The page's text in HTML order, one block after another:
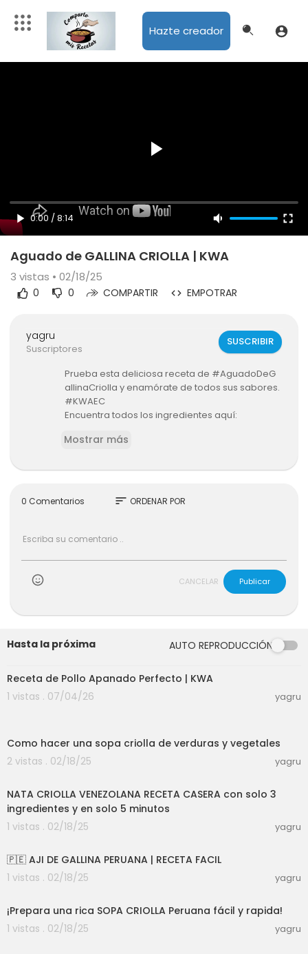
Hazte creador
0:00 /8:14
Aguado de GALLINA CRIOLLA | KWA
3 vistas • 02/18/25
0 0 COMPARTIR EMPOTRAR
yagru
Suscriptores
SUSCRIBIR
Prueba esta deliciosa receta de #AguadoDeG
allinaCriolla y enamórate de todos sus sabores.
#KWAEC
Encuentra todos los ingredientes aquí:
-de-gallin
SÍGUENOS:
IG: @KWA.EC
TODOS LOS DERECHOS RESERVADOS.
Mostrar más
0 Comentarios sort ORDENAR POR
CANCELAR Publicar
Hasta la próxima AUTO REPRODUCCIÓN
06:18
Receta de Pollo Apanado Perfecto | KWA
1 vistas . 07/04/26
yagru
Como hacer una sopa criolla de verduras y vegetales
2 vistas . 02/18/25
yagru
NATA CRIOLLA VENEZOLANA RECETA CASERA con solo 3
ingredientes y en solo 5 minutos
1 vistas . 02/18/25
yagru
🇵🇪 AJI DE GALLINA PERUANA | RECETA FACIL
1 vistas . 02/18/25
yagru
¡Prepara una rica SOPA CRIOLLA Peruana fácil y rapida!
1 vistas . 02/18/25
yagru